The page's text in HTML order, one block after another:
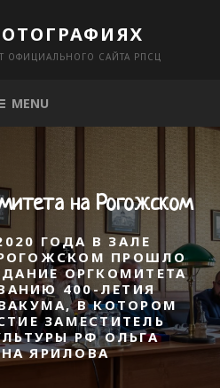
ОФИЦИАЛЬНОГО САЙТА РПСЦ
MENU
на Рогожском
ГОДА В ЗАЛЕ
ПРОШЛО
ОРГКОМИТЕТА
400-ЛЕТИЯ
В КОТОРОМ
ЗАМЕСТИТЕЛЬ
РФ ОЛЬГА
ЯРИЛОВА